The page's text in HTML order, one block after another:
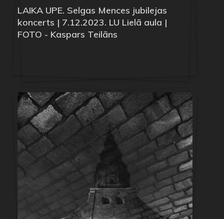
LAIKA UPE. Selgas Mences jubilejas
koncerts | 7.12.2023. LU Lielā aula |
FOTO - Kaspars Teilāns